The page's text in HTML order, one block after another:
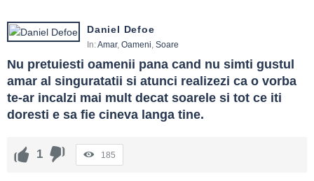
Daniel Defoe
In:Amar, Oameni, Soare
Nu pretuiesti oamenii pana cand nu simti gustul
amar al singuratatii si atunci realizezi ca o vorba
te-ar incalzi mai mult decat soarele si tot ce iti
doresti e sa fie cineva langa tine.
1 185